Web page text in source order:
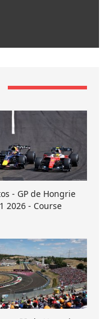
- GP de Hongrie
2026 - Course